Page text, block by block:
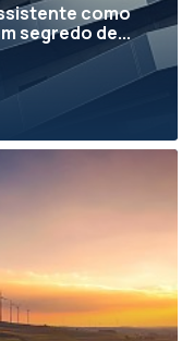
como
segredo de...